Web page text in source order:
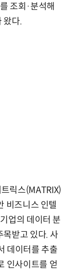
조회·분석해
왔다.
릭스(MATRIX)
비즈니스 인텔
업의 데이터 분
목받고 있다. 사
데이터를 추출
인사이트를 얻